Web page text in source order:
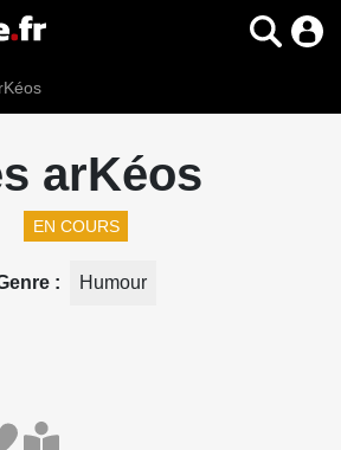
arKéos
EN COURS
Humour